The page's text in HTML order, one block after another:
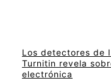
Los detectores de
Turnitin revela
electrónica